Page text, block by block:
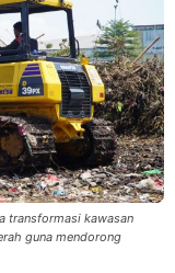
transformasi kawasan
guna mendorong